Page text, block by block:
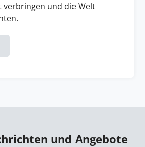
verbringen und die Welt
und Angebote